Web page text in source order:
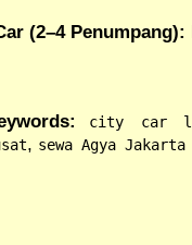
(2–4
city car
, sewa Agya